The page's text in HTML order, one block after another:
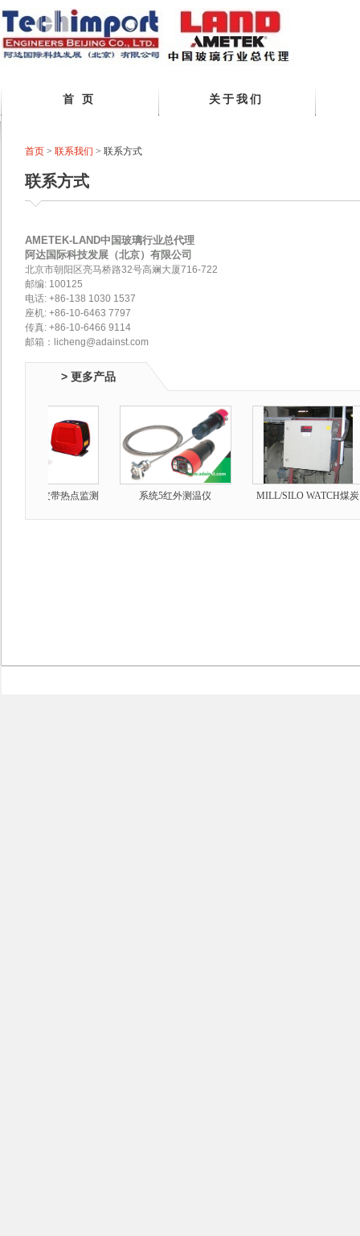
首 页 关于我们
首页 > 联系我们 > 联系方式
联系方式
AMETEK-LAND中国玻璃行业总代理
阿达国际科技发展（北京）有限公司
北京市朝阳区亮马桥路32号高斓大厦716-722
邮编: 100125
电话: +86-138 1030 1537
座机: +86-10-6463 7797
传真: +86-10-6466 9114
邮箱：licheng@adainst.com
> 更多产品
皮带热点监测
系统5红外测温仪
MILL/SILO WATCH煤炭